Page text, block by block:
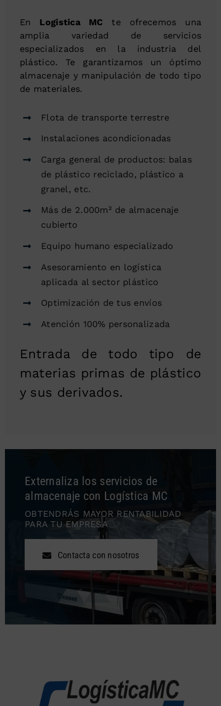
En Logistica MC te ofrecemos una
amplia variedad de servicios
especializados en la industria del
plástico. Te garantizamos un óptimo
almacenaje y manipulación de todo tipo
de materiales.
Flota de transporte terrestre
Instalaciones acondicionadas
Carga general de productos: balas
de plástico reciclado, plástico a
granel, etc.
Más de 2.000m² de almacenaje
cubierto
Equipo humano especializado
Asesoramiento en logística
aplicada al sector plástico
Optimización de tus envíos
Atención 100% personalizada
Entrada de todo tipo de
materias primas de plástico
y sus derivados.
Externaliza los servicios de
almacenaje con Logística MC
OBTENDRÁS MAYOR RENTABILIDAD
PARA TU EMPRESA
Contacta con nosotros